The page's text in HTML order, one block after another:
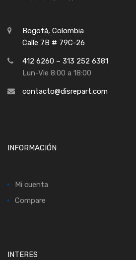
Bogotá, Colombia
Calle 7B # 79C-26
412 6260 – 313 252 6381
Lun-Vie 8:00 a 18:00
contacto@disrepart.com
INFORMACIÓN
Mi cuenta
Compare
INTERES